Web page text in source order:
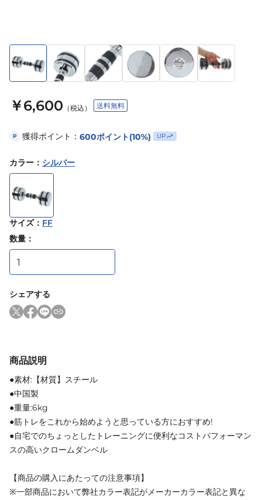
￥6,600 （税込） 送料無料
P 獲得ポイント： 600ポイント(10%) UP
カラー ： シルバー
サイズ： FF
数量：
シェアする
商品説明
●素材:【材質】スチール
●中国製
●重量:6kg
●筋トレをこれから始めようと思っている方におすすめ!
●自宅でのちょっとしたトレーニングに便利なコストパフォーマン
スの高いクロームダンベル
【商品の購入にあたっての注意事項】
※一部商品において弊社カラー表記がメーカーカラー表記と異な